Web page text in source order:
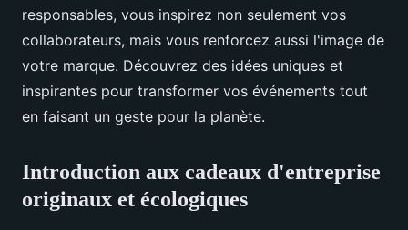
responsables, vous inspirez non seulement vos
collaborateurs, mais vous renforcez aussi l'image de
votre marque. Découvrez des idées uniques et
inspirantes pour transformer vos événements tout
en faisant un geste pour la planète.
Introduction aux cadeaux d'entreprise
originaux et écologiques